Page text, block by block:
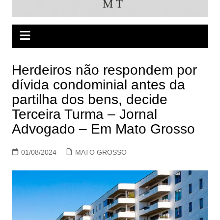
Herdeiros não respondem por
dívida condominial antes da
partilha dos bens, decide
Terceira Turma – Jornal
Advogado – Em Mato Grosso
01/08/2024 MATO GROSSO